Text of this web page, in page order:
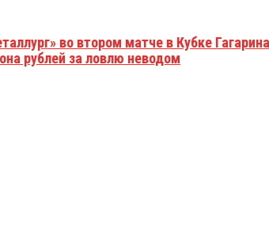
во втором матче в Кубке Гагарина
рублей за ловлю неводом